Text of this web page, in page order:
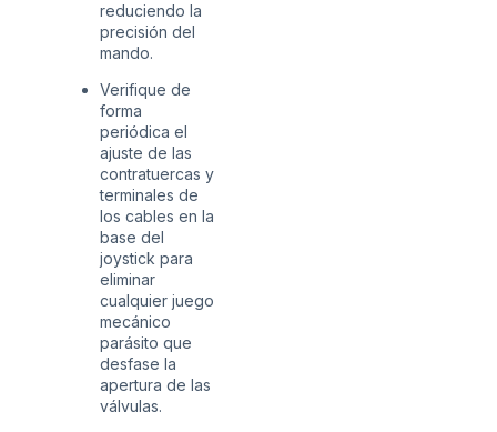
reduciendo la
precisión del
mando.
Verifique de
forma
periódica el
ajuste de las
contratuercas y
terminales de
los cables en la
base del
joystick para
eliminar
cualquier juego
mecánico
parásito que
desfase la
apertura de las
válvulas.